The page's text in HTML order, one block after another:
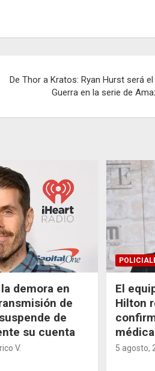
De Thor a Kratos: Ryan Hurst será
Guerra en la serie de
demora en
de
de
su cuenta
V.
El
Hilton
5 agosto,